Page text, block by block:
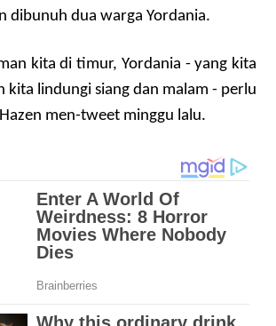
dibunuh dua warga Yordania.
kita di timur, Yordania - yang kita
kita lindungi siang dan malam - perlu
men-tweet minggu lalu.